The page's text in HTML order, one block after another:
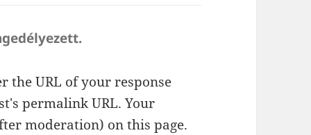
the URL of your response
permalink URL. Your
moderation) on this page.